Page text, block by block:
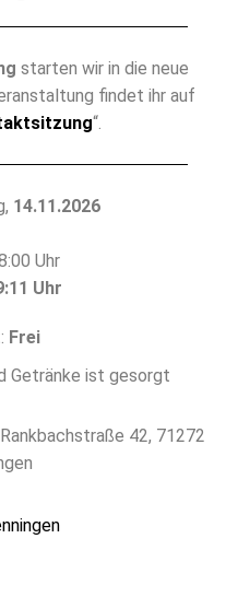
starten wir in die neue
findet ihr auf
“.
14.11.2026
Uhr
Uhr
Frei
Getränke ist gesorgt
42, 71272